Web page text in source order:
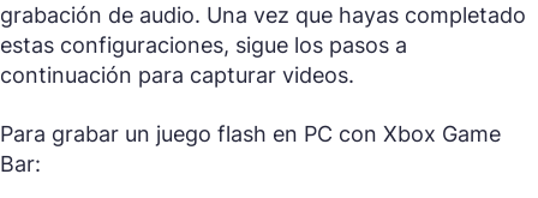
grabación de audio. Una vez que hayas completado
estas configuraciones, sigue los pasos a
continuación para capturar videos.
Para grabar un juego flash en PC con Xbox Game
Bar: